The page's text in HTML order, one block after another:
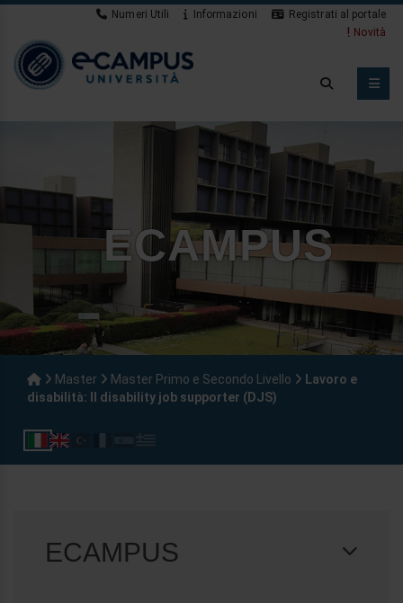
Numeri Utili Informazioni
Registrati al portale
Novità
ECAMPUS
Master Master Primo e Secondo Livello
Lavoro e
disabilità: Il disability job supporter (DJS)
ECAMPUS